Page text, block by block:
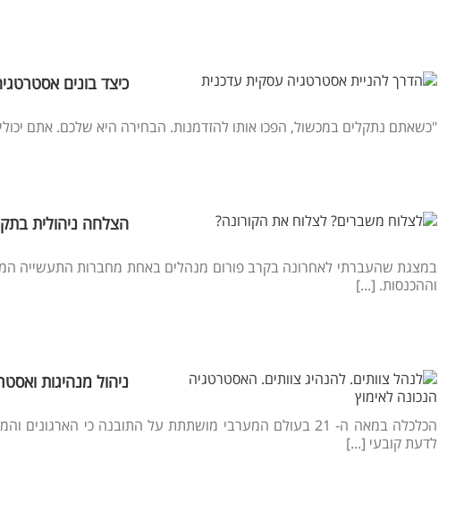
כיצד בונים
"כשאתם נתקלים במכשול, הפכו אותו להזדמנות. הבחירה היא שלכם. אתם
הצלחה ניהולית
במצגת שהעברתי לאחרונה בקרב פורום מנהלים באחת מחברות התעשייה
וההכנסות. [...]
ניהול מנהיגות
הכלכלה במאה ה- 21 בעולם המערבי מושתתת על התובנה כי
לדעת קובעי [...]